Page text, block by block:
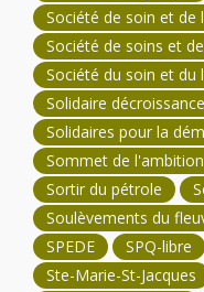
Société de soin et de
Société de soins et
Société du soin et du
Solidaire
Solidaires pour la
Sommet de
Sortir du pétrole
Soulèvements du
SPEDE
SPQ-libre
Ste-Marie-St-Jacques